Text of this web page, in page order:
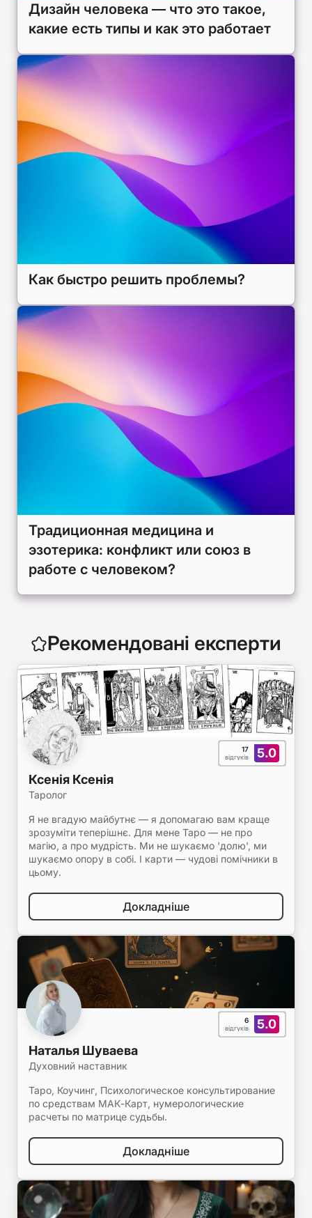
Дизайн человека — что это такое,
какие есть типы и как это работает
Как быстро решить проблемы?
Традиционная медицина и
эзотерика: конфликт или союз в
работе с человеком?
Рекомендовані експерти
5.0
17
відгуків
Ксенія Ксенія
Таролог
Я не вгадую майбутнє — я допомагаю вам краще
зрозуміти теперішнє. Для мене Таро — не про
магію, а про мудрість. Ми не шукаємо 'долю', ми
шукаємо опору в собі. І карти — чудові помічники в
цьому.
Докладніше
5.0
6
відгуків
Наталья Шуваева
Духовний наставник
Таро, Коучинг, Психологическое консультирование
по средствам МАК-Карт, нумерологические
расчеты по матрице судьбы.
Докладніше